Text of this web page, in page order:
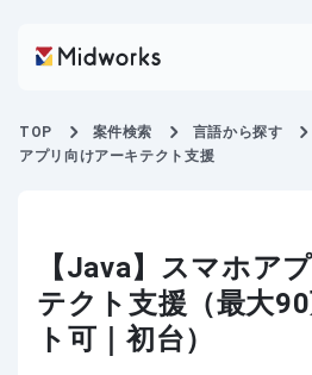
TOP 案件検索 言語から探す
アプリ向けアーキテクト支援
【Java】スマホア
テクト支援（最大
ト可｜初台）